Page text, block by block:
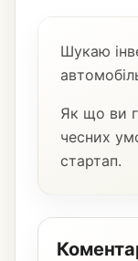
Шукаю
Як що ви
чесних
стартап.